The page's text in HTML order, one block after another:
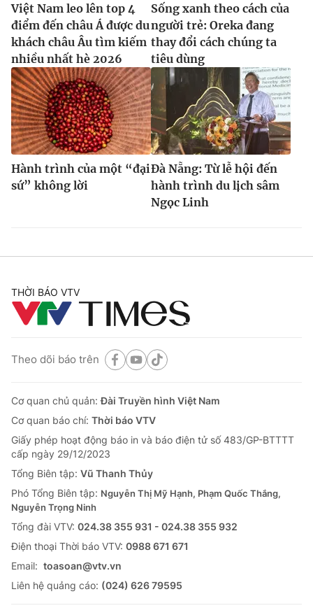
Việt Nam leo lên top 4
điểm đến châu Á được du
khách châu Âu tìm kiếm
nhiều nhất hè 2026
Sống xanh theo cách của
người trẻ: Oreka đang
thay đổi cách chúng ta
tiêu dùng
Hành trình của một “đại
sứ” không lời
Đà Nẵng: Từ lễ hội đến
hành trình du lịch sâm
Ngọc Linh
THỜI BÁO VTV
Theo dõi báo trên
Cơ quan chủ quản:Đài Truyền hình Việt Nam
Cơ quan báo chí: Thời báo VTV
Giấy phép hoạt động báo in và báo điện tử số 483/GP-BTTTT
cấp ngày 29/12/2023
Tổng Biên tập: Vũ Thanh Thủy
Phó Tổng Biên tập: Nguyễn Thị Mỹ Hạnh, Phạm Quốc Thắng,
Nguyễn Trọng Ninh
Tổng đài VTV: 024.38 355 931 - 024.38 355 932
Ðiện thoại Thời báo VTV: 0988 671 671
Email: toasoan@vtv.vn
Liên hệ quảng cáo: (024) 626 79595